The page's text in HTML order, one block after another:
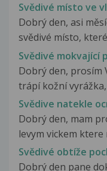
Svědivé místo ve
Dobrý den, asi
svědivé místo,
Svědivé mokvající
Dobrý den, prosím
trápí kožní vyrážka,
Svědive natekle
Dobrý den, mam
levym vickem ktere
Svědivé obtíže
Dobrý den pane